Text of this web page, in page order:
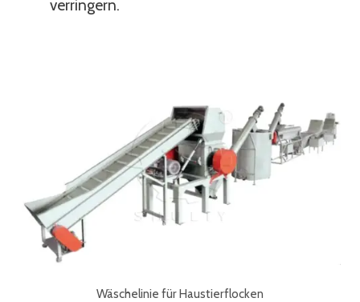
verringern.
Wäschelinie für Haustierflocken